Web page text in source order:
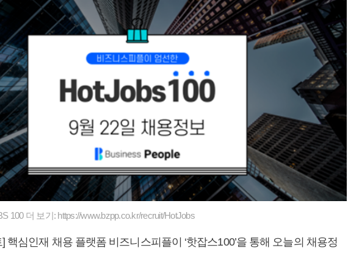
100 더 보기: https://www.bzpp.co.kr/recruit/HotJobs
핵심인재 채용 플랫폼 비즈니스피플이 ‘핫잡스100’을 통해 오늘의 채용정